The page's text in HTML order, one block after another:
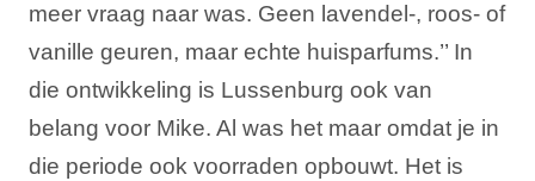
meer vraag naar was. Geen lavendel-, roos- of
vanille geuren, maar echte huisparfums.’’ In
die ontwikkeling is Lussenburg ook van
belang voor Mike. Al was het maar omdat je in
die periode ook voorraden opbouwt. Het is